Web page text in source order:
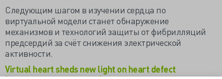
Следующим шагом в изучении сердца по
виртуальной модели станет обнаружение
механизмов и технологий защиты от фибрилляций
предсердий за счёт снижения электрической
активности.
Virtual heart sheds new light on heart defect